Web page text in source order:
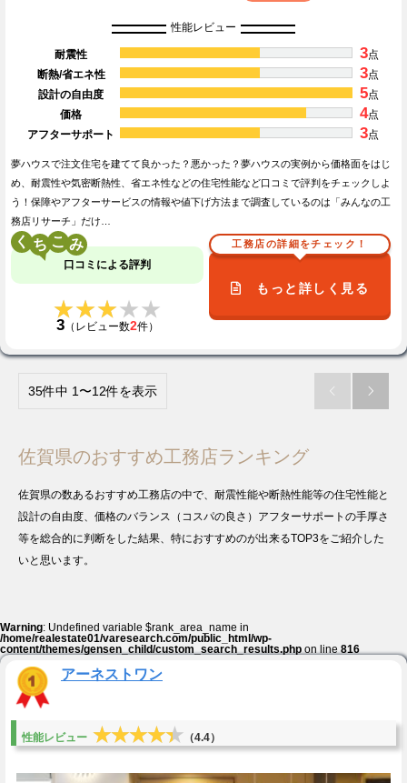
性能レビュー
耐震性 3点
断熱/省エネ性
3点
設計の自由度
5点
価格
4点
アフターサポート
3点
夢ハウスで注文住宅を建てて良かった？悪かった？夢ハウスの実例から価格面をはじ
め、耐震性や気密断熱性、省エネ性などの住宅性能など口コミで評判をチェックしよ
う！保障やアフターサービスの情報や値下げ方法まで調査しているのは「みんなの工
務店リサーチ」だけ…
く こ
口コミによる評判
★★★★★
★★★★★
3（レビュー数2件）
工務店の詳細をチェック！
もっと詳しく見る
35件中 1〜12件を表示  
佐賀県のおすすめ工務店ランキング
佐賀県の数あるおすすめ工務店の中で、耐震性能や断熱性能等の住宅性能と
設計の自由度、価格のバランス（コスパの良さ）アフターサポートの手厚さ
等を総合的に判断をした結果、特におすすめのが出来るTOP3をご紹介した
いと思います。
Warning: Undefined variable $rank_area_name in
/home/realestate01/varesearch.com/public_html/wp-
content/themes/gensen_child/custom_search_results.phpon line816
アーネストワン
性能レビュー ★★★★★
★★★★★ （4.4）